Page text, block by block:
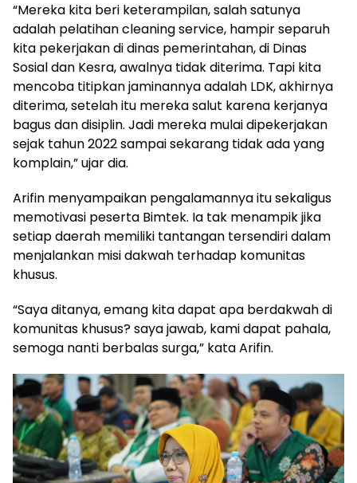
“Mereka kita beri keterampilan, salah satunya
adalah pelatihan cleaning service, hampir separuh
kita pekerjakan di dinas pemerintahan, di Dinas
Sosial dan Kesra, awalnya tidak diterima. Tapi kita
mencoba titipkan jaminannya adalah LDK, akhirnya
diterima, setelah itu mereka salut karena kerjanya
bagus dan disiplin. Jadi mereka mulai dipekerjakan
sejak tahun 2022 sampai sekarang tidak ada yang
komplain,” ujar dia.
Arifin menyampaikan pengalamannya itu sekaligus
memotivasi peserta Bimtek. Ia tak menampik jika
setiap daerah memiliki tantangan tersendiri dalam
menjalankan misi dakwah terhadap komunitas
khusus.
“Saya ditanya, emang kita dapat apa berdakwah di
komunitas khusus? saya jawab, kami dapat pahala,
semoga nanti berbalas surga,” kata Arifin.